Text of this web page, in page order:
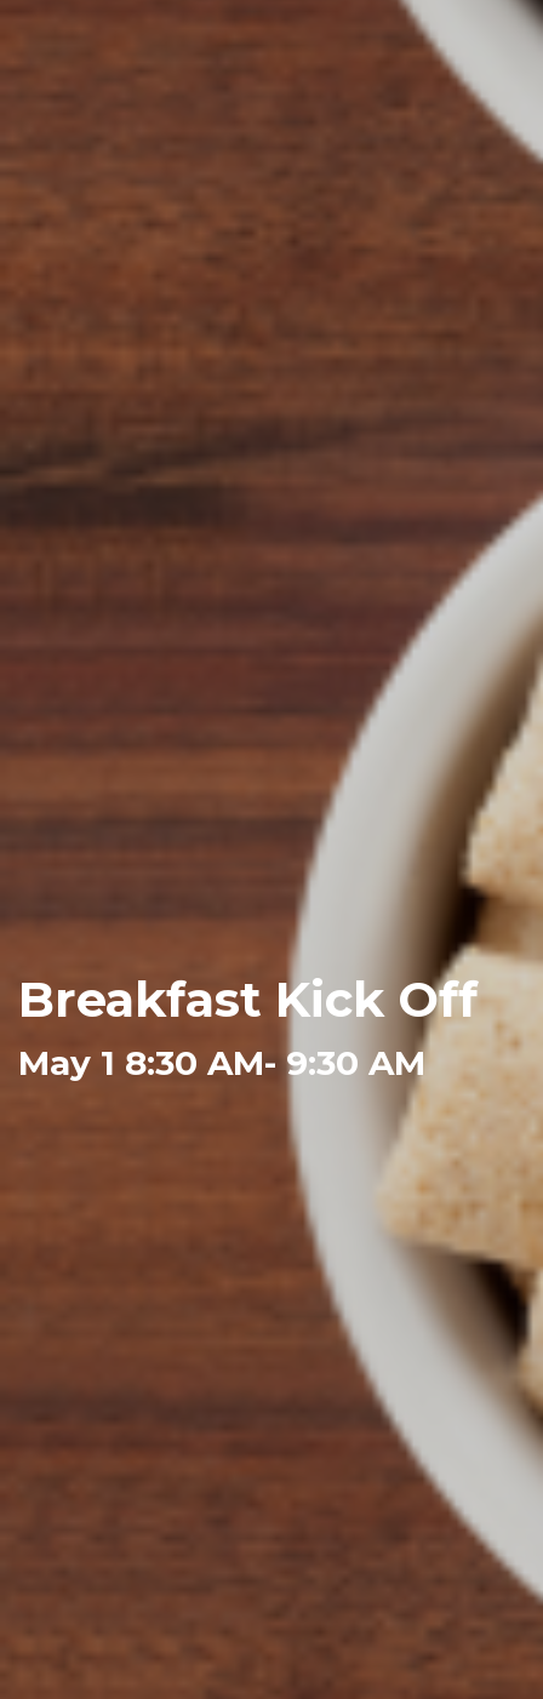
Breakfast Kick Off
May 1 8:30 AM- 9:30 AM